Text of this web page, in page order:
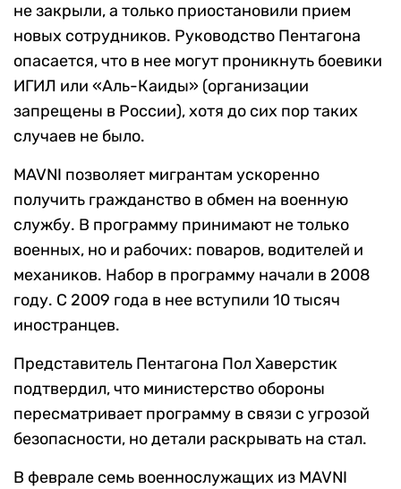
не закрыли, а только приостановили прием
новых сотрудников. Руководство Пентагона
опасается, что в нее могут проникнуть боевики
ИГИЛ или «Аль-Каиды» (организации
запрещены в России), хотя до сих пор таких
случаев не было.
MAVNI позволяет мигрантам ускоренно
получить гражданство в обмен на военную
службу. В программу принимают не только
военных, но и рабочих: поваров, водителей и
механиков. Набор в программу начали в 2008
году. С 2009 года в нее вступили 10 тысяч
иностранцев.
Представитель Пентагона Пол Хаверстик
подтвердил, что министерство обороны
пересматривает программу в связи с угрозой
безопасности, но детали раскрывать на стал.
В феврале семь военнослужащих из MAVNI